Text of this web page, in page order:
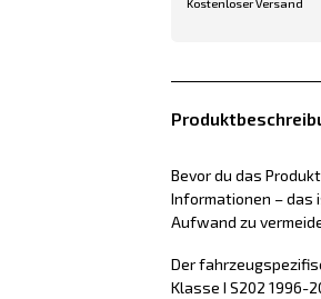
Kostenloser Versand
Bevor du das
Informationen – das
Aufwand zu
Der
Klasse I S202 1996-